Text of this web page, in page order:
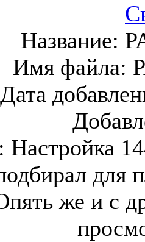
Название:
Имя файла:
Дата
Настройка
для
же и с